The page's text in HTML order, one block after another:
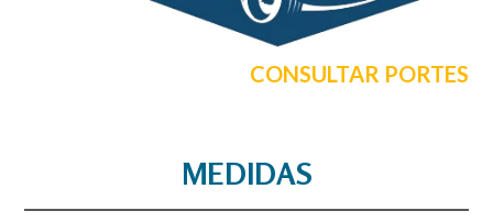
CONSULTAR PORTES
MEDIDAS